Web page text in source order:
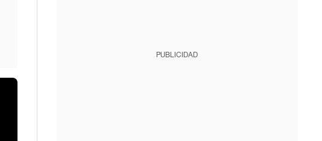
PUBLICIDAD